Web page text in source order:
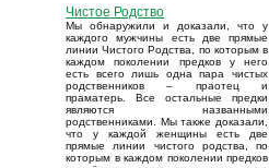
Чистое Родство
Мы обнаружили и доказали, что у
каждого мужчины есть две прямые
линии Чистого Родства, по которым в
каждом поколении предков у него
есть всего лишь одна пара чистых
родственников – праотец и
праматерь. Все остальные предки
являются названными
родственниками. Мы также доказали,
что у каждой женщины есть две
прямые линии чистого родства, по
которым в каждом поколении предков